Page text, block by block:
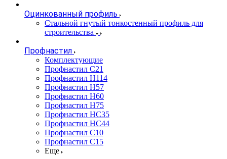
Оцинкованный профиль
Стальной гнутый тонкостенный профиль для
строительства
Профнастил
Комплектующие
Профнастил C21
Профнастил Н114
Профнастил Н57
Профнастил Н60
Профнастил Н75
Профнастил НС35
Профнастил НС44
Профнастил С10
Профнастил С15
Еще